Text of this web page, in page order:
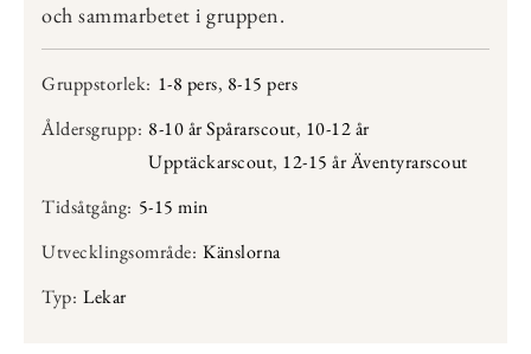
och sammarbetet i gruppen.
Gruppstorlek: 1-8 pers, 8-15 pers
Åldersgrupp: 8-10 år Spårarscout, 10-12 år
Upptäckarscout, 12-15 år Äventyrarscout
Tidsåtgång: 5-15 min
Utvecklingsområde: Känslorna
Typ: Lekar